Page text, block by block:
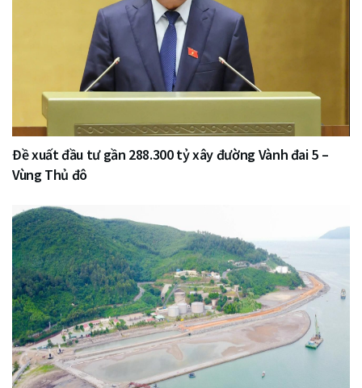
Đề xuất đầu tư gần 288.300 tỷ xây đường Vành đai 5 –
Vùng Thủ đô